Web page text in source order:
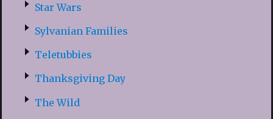
Star Wars
Sylvanian Families
Teletubbies
Thanksgiving Day
The Wild